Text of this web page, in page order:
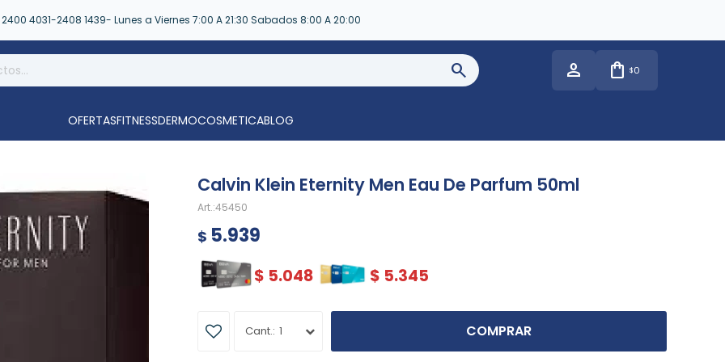
2400 4031-2408 1439- Lunes a Viernes 7:00 A 21:30 Sabados 8:00 A 20:00
$0
OFERTASFITNESSDERMOCOSMETICABLOG
Calvin Klein Eternity Men Eau De Parfum 50ml
45450
$ 5.939
$ 5.048 $ 5.345
1 COMPRAR